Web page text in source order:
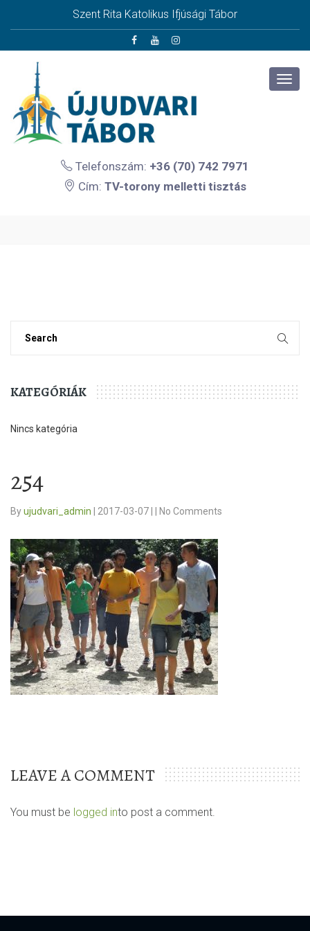
Szent Rita Katolikus Ifjúsági Tábor
Telefonszám: +36 (70) 742 7971
Cím: TV-torony melletti tisztás
KATEGÓRIÁK
Nincs kategória
254
Byujudvari_admin 2017-03-07 No Comments
LEAVE A COMMENT
You must be logged into post a comment.